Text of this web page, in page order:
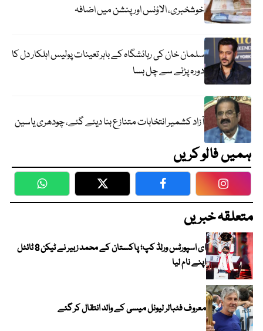
خوشخبری، الاؤنس اور پنشن میں اضافہ
سلمان خان کی رہائشگاہ کے باہر تعینات پولیس اہلکار دل کا
دورہ پڑنے سے چل بسا
آزاد کشمیر انتخابات متنازع بنا دیئے گئے، چودھری یاسین
ہمیں فالو کریں
WhatsApp Twitter Facebook
متعلقہ خبریں
ای اسپورٹس ورلڈ کپ؛ پاکستان کے محمد زبیر نے ٹیکن 8 ٹائٹل
اپنے نام لیا
معروف فٹبالر لیونل میسی کے والد انتقال کر گئے